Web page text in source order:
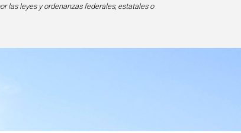
las leyes y ordenanzas federales, estatales o